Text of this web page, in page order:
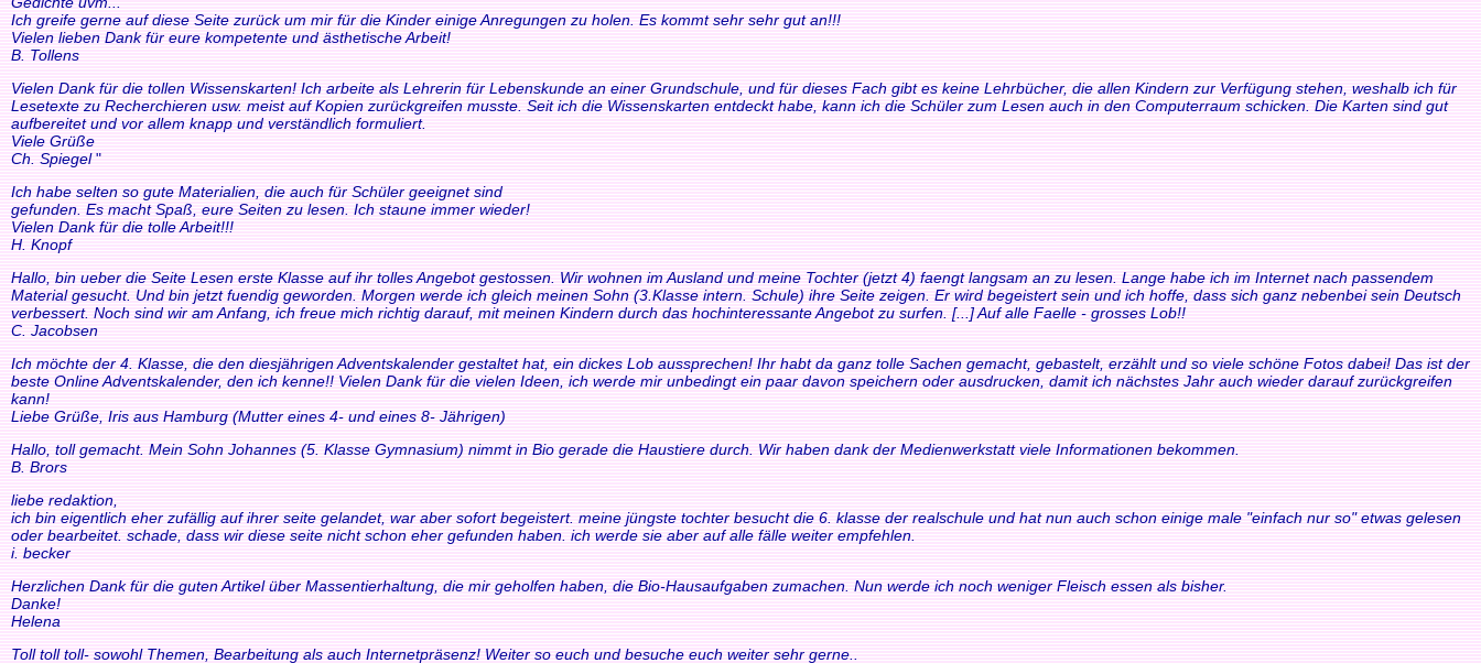
Ich greife gerne auf diese Seite zurück um mir für die Kinder einige Anregungen zu holen. Es kommt sehr sehr gut an!!!
Vielen lieben Dank für eure kompetente und ästhetische Arbeit!
B. Tollens
Vielen Dank für die tollen Wissenskarten! Ich arbeite als Lehrerin für Lebenskunde an einer Grundschule, und für dieses Fach gibt es keine Lehrbücher, die allen Kindern zur Verfügung stehen, weshalb ich für
Lesetexte zu Recherchieren usw. meist auf Kopien zurückgreifen musste. Seit ich die Wissenskarten entdeckt habe, kann ich die Schüler zum Lesen auch in den Computerraum schicken. Die Karten sind gut
aufbereitet und vor allem knapp und verständlich formuliert.
Viele Grüße
Ch. Spiegel"
Ich habe selten so gute Materialien, die auch für Schüler geeignet sind
gefunden. Es macht Spaß, eure Seiten zu lesen. Ich staune immer wieder!
Vielen Dank für die tolle Arbeit!!!
H. Knopf
Hallo, bin ueber die Seite Lesen erste Klasse auf ihr tolles Angebot gestossen. Wir wohnen im Ausland und meine Tochter (jetzt 4) faengt langsam an zu lesen. Lange habe ich im Internet nach passendem
Material gesucht. Und bin jetzt fuendig geworden. Morgen werde ich gleich meinen Sohn (3.Klasse intern. Schule) ihre Seite zeigen. Er wird begeistert sein und ich hoffe, dass sich ganz nebenbei sein Deutsch
verbessert. Noch sind wir am Anfang, ich freue mich richtig darauf, mit meinen Kindern durch das hochinteressante Angebot zu surfen. [...] Auf alle Faelle - grosses Lob!!
C. Jacobsen
Ich möchte der 4. Klasse, die den diesjährigen Adventskalender gestaltet hat, ein dickes Lob aussprechen! Ihr habt da ganz tolle Sachen gemacht, gebastelt, erzählt und so viele schöne Fotos dabei! Das ist der
beste Online Adventskalender, den ich kenne!! Vielen Dank für die vielen Ideen, ich werde mir unbedingt ein paar davon speichern oder ausdrucken, damit ich nächstes Jahr auch wieder darauf zurückgreifen
kann!
Liebe Grüße, Iris aus Hamburg (Mutter eines 4- und eines 8- Jährigen)
Hallo, toll gemacht. Mein Sohn Johannes (5. Klasse Gymnasium) nimmt in Bio gerade die Haustiere durch. Wir haben dank der Medienwerkstatt viele Informationen bekommen.
B. Brors
liebe redaktion,
ich bin eigentlich eher zufällig auf ihrer seite gelandet, war aber sofort begeistert. meine jüngste tochter besucht die 6. klasse der realschule und hat nun auch schon einige male "einfach nur so" etwas gelesen
oder bearbeitet. schade, dass wir diese seite nicht schon eher gefunden haben. ich werde sie aber auf alle fälle weiter empfehlen.
i. becker
Herzlichen Dank für die guten Artikel über Massentierhaltung, die mir geholfen haben, die Bio-Hausaufgaben zumachen. Nun werde ich noch weniger Fleisch essen als bisher.
Danke!
Helena
Toll toll toll- sowohl Themen, Bearbeitung als auch Internetpräsenz! Weiter so euch und besuche euch weiter sehr gerne..